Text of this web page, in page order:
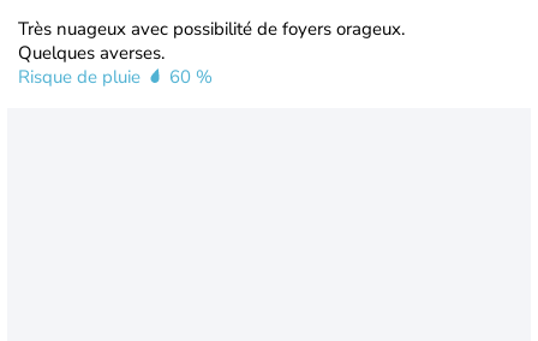
Très nuageux avec possibilité de foyers orageux.
Quelques averses.
Risque de pluie
60 %